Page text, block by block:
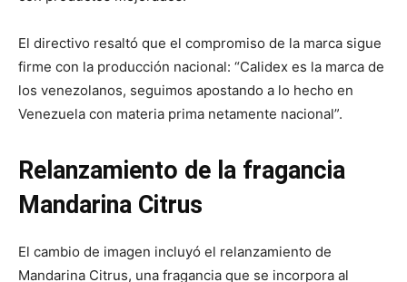
El directivo resaltó que el compromiso de la marca sigue
firme con la producción nacional: “Calidex es la marca de
los venezolanos, seguimos apostando a lo hecho en
Venezuela con materia prima netamente nacional”.
Relanzamiento de la fragancia
Mandarina Citrus
El cambio de imagen incluyó el relanzamiento de
Mandarina Citrus, una fragancia que se incorpora al